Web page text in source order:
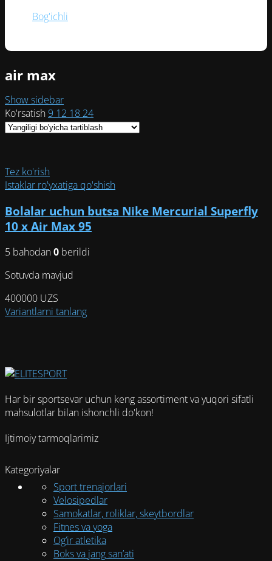
Bog'ichli
air max
Show sidebar
Ko'rsatish9 12 18 24
Tez ko'rish
Istaklar ro'yxatiga qo'shish
Bolalar uchun butsa Nike Mercurial Superfly
10 x Air Max 95
5 bahodan0 berildi
Sotuvda mavjud
400000 UZS
Variantlarni tanlangЭтот
выбрать
на
странице
товара.
Har bir sportsevar uchun keng assortiment va yuqori sifatli
mahsulotlar bilan ishonchli do'kon!
Ijtimoiy tarmoqlarimiz
Kategoriyalar
Sport trenajorlari
Velosipedlar
Samokatlar, roliklar, skeytbordlar
Fitnes va yoga
Og’ir atletika
Boks va jang san’ati